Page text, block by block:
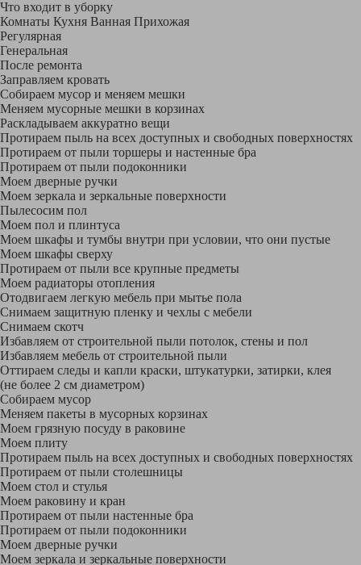
Что входит в уборку
Регу­лярная
Гене­ральная
После ремонта
Заправляем кровать
Собираем мусор и меняем мешки
Меняем мусорные мешки в корзинах
Раскладываем аккуратно вещи
Протираем пыль на всех доступных и свободных поверхностях
Протираем от пыли торшеры и настенные бра
Протираем от пыли подоконники
Моем дверные ручки
Моем зеркала и зеркальные поверхности
Пылесосим пол
Моем пол и плинтуса
Моем шкафы и тумбы внутри при условии, что они пустые
Моем шкафы сверху
Протираем от пыли все крупные предметы
Моем радиаторы отопления
Отодвигаем легкую мебель при мытье пола
Снимаем защитную пленку и чехлы с мебели
Снимаем скотч
Избавляем от строительной пыли потолок, стены и пол
Избавляем мебель от строительной пыли
Оттираем следы и капли краски, штукатурки, затирки, клея
(не более 2 см диаметром)
Собираем мусор
Меняем пакеты в мусорных корзинах
Моем грязную посуду в раковине
Моем плиту
Протираем пыль на всех доступных и свободных поверхностях
Протираем от пыли столешницы
Моем стол и стулья
Моем раковину и кран
Протираем от пыли настенные бра
Протираем от пыли подоконники
Моем дверные ручки
Моем зеркала и зеркальные поверхности